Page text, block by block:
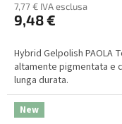
7,77 € IVA esclusa
9,48 €
Hybrid Gelpolish PAOLA
altamente pigmentata e
lunga durata.
New